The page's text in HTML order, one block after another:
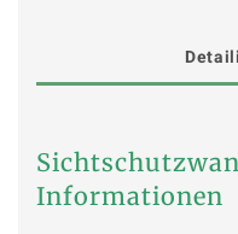
Informationen